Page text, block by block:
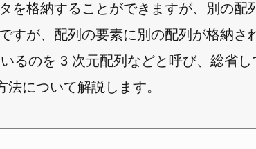
を格納することができますが、別の配
すが、配列の要素に別の配列が格納さ
るのを 3 次元配列などと呼び、総省
について解説します。